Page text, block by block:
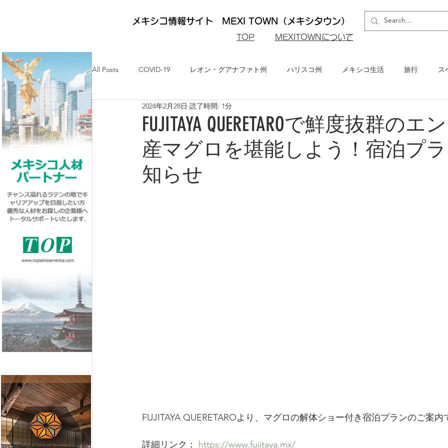
メキシコ情報サイト MEXI TOWN（メキシタウン）
​TOP MEXITOWNについて
All Posts COVID-19 レオン・グアナファト州 ハリスコ州 メキシコ生活 旅行 ス
メキシコ最新ニュース ケレタロ州
求人・メキシコ就労 日墨交流 メキシコ・グルメ
FUJITAYA QUERETAROで鮮度抜群の
産マグロを堪能しよう！宿泊プ
知らせ
2024年2月28日 読了時間: 1分
FUJITAYA QUERETAROより、マグロの解体ショー付き宿泊プランのご案内
詳細リンク： https://www.fujitaya.mx/